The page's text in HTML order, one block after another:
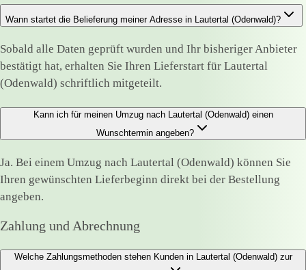
Wann startet die Belieferung meiner Adresse in Lautertal (Odenwald)?
Sobald alle Daten geprüft wurden und Ihr bisheriger Anbieter
bestätigt hat, erhalten Sie Ihren Lieferstart für Lautertal
(Odenwald) schriftlich mitgeteilt.
Kann ich für meinen Umzug nach Lautertal (Odenwald) einen
Wunschtermin angeben?
Ja. Bei einem Umzug nach Lautertal (Odenwald) können Sie
Ihren gewünschten Lieferbeginn direkt bei der Bestellung
angeben.
Zahlung und Abrechnung
Welche Zahlungsmethoden stehen Kunden in Lautertal (Odenwald) zur